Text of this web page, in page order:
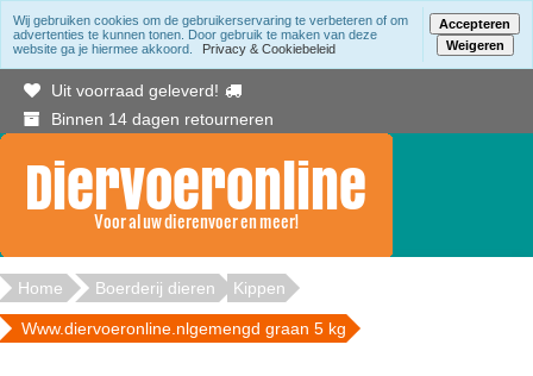
Gratis bezorging binnen Berkelland vanaf 20.00
Uit voorraad geleverd!
Binnen 14 dagen retourneren
Home Boerderij dieren Kippen
Www.diervoeronline.nlgemengd graan 5 kg
Wij gebruiken cookies om de gebruikerservaring te verbeteren of om
advertenties te kunnen tonen. Door gebruik te maken van deze
website ga je hiermee akkoord.
Privacy & Cookiebeleid
Accepteren
Weigeren